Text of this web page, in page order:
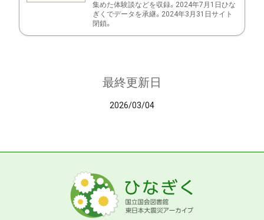
集めた体験談などを収録。2024年7月1日ひな
ぎくでデータを承継。2024年3月31日サイト
閉鎖。
最終更新日
2026/03/04